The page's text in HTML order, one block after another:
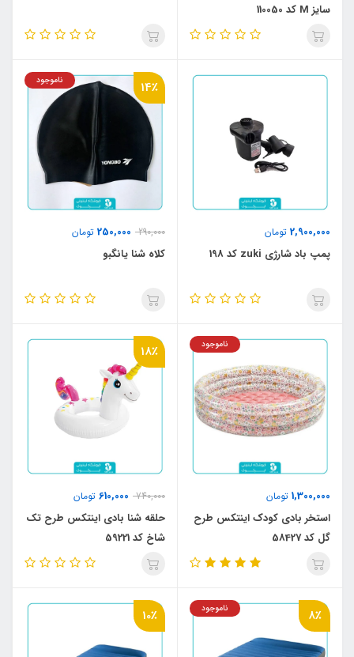
سایز M کد 110050
2,900,000 تومان
پمپ باد شارژی zuki کد 198
14٪
290,000
250,000 تومان
ناموجود
کلاه شنا یانگبو
1,300,000 تومان
ناموجود
استخر بادی کودک اینتکس طرح
گل کد 58427
18٪
740,000
610,000 تومان
حلقه شنا بادی اینتکس طرح تک
شاخ کد 59221
8٪ ناموجود 10٪